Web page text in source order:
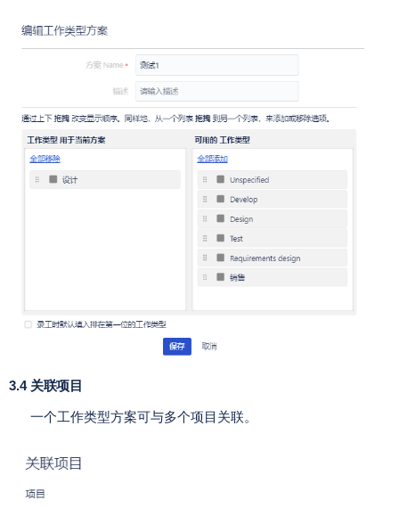
3.4 关联项目
一个工作类型方案可与多个项目关联。